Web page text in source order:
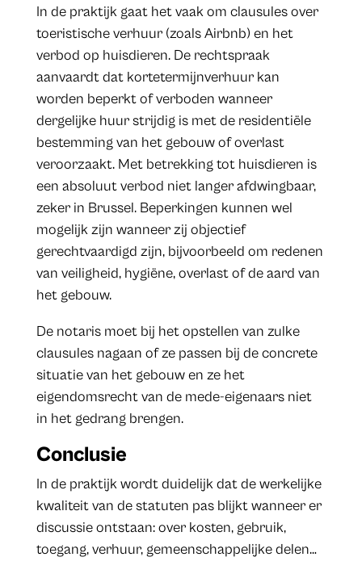
In de praktijk gaat het vaak om clausules over
toeristische verhuur (zoals Airbnb) en het
verbod op huisdieren. De rechtspraak
aanvaardt dat kortetermijnverhuur kan
worden beperkt of verboden wanneer
dergelijke huur strijdig is met de residentiële
bestemming van het gebouw of overlast
veroorzaakt. Met betrekking tot huisdieren is
een absoluut verbod niet langer afdwingbaar,
zeker in Brussel. Beperkingen kunnen wel
mogelijk zijn wanneer zij objectief
gerechtvaardigd zijn, bijvoorbeeld om redenen
van veiligheid, hygiëne, overlast of de aard van
het gebouw.
De notaris moet bij het opstellen van zulke
clausules nagaan of ze passen bij de concrete
situatie van het gebouw en ze het
eigendomsrecht van de mede-eigenaars niet
in het gedrang brengen.
Conclusie
In de praktijk wordt duidelijk dat de werkelijke
kwaliteit van de statuten pas blijkt wanneer er
discussie ontstaan: over kosten, gebruik,
toegang, verhuur, gemeenschappelijke delen…